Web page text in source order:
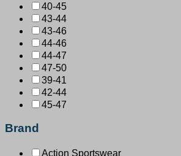
40-45
43-44
43-46
44-46
44-47
47-50
39-41
42-44
45-47
Brand
Action Sportswear